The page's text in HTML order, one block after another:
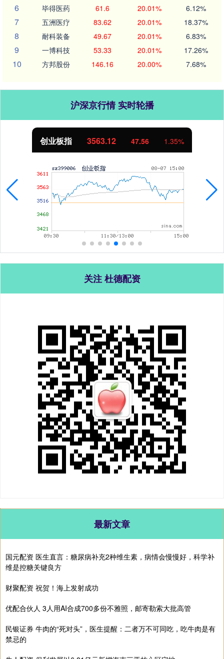
6 毕得医药 61.6 20.01% 6.12%
7 五洲医疗 83.62 20.01% 18.37%
8 耐科装备 49.67 20.01% 6.83%
9 一博科技 53.33 20.01% 17.26%
10 方邦股份 146.16 20.00% 7.68%
沪深京行情 实时轮播
创业板指 3563.12 47.56 1.35%
关注 杜德配资
最新文章
国元配资 医生直言：糖尿病补充2种维生素，病情会慢慢好，科学补
维是控糖关键良方
财聚配资 祝贺！海上发射成功
优配合伙人 3人用AI合成700多份不雅照，邮寄勒索大批高管
民银证券 牛肉的“死对头”，医生提醒：二者万不可同吃，吃牛肉是有
禁忌的